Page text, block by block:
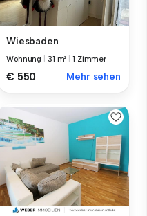
Wiesbaden
Wohnung 31 m² |1 Zimmer
€ 550 Mehr sehen